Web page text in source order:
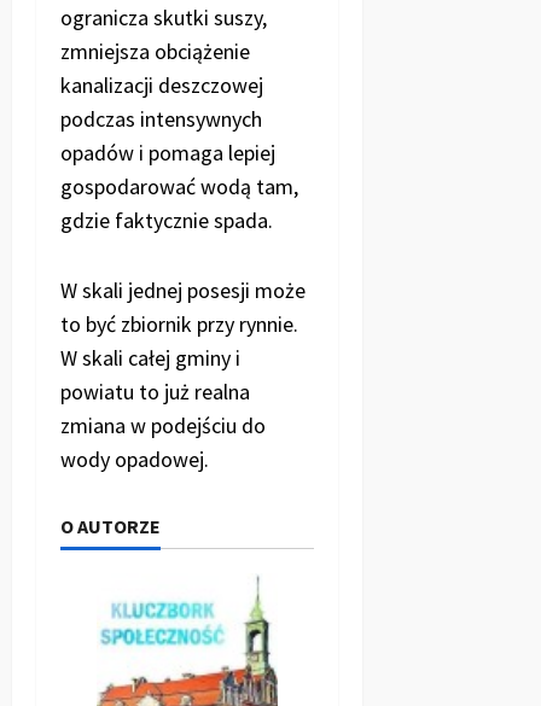
ogranicza skutki suszy,
zmniejsza obciążenie
kanalizacji deszczowej
podczas intensywnych
opadów i pomaga lepiej
gospodarować wodą tam,
gdzie faktycznie spada.
W skali jednej posesji może
to być zbiornik przy rynnie.
W skali całej gminy i
powiatu to już realna
zmiana w podejściu do
wody opadowej.
O AUTORZE